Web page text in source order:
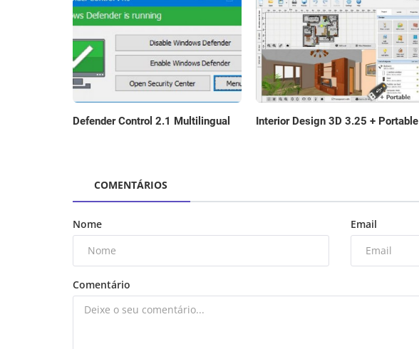
Defender Control 2.1 Multilingual Interior Design 3D 3.25 + Portable
COMENTÁRIOS
Nome Email
Comentário